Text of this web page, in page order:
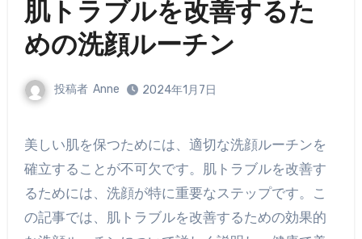
肌トラブルを改善するた
めの洗顔ルーチン
投稿者 Anne 2024年1月7日
美しい肌を保つためには、適切な洗顔ルーチンを
確立することが不可欠です。肌トラブルを改善す
るためには、洗顔が特に重要なステップです。こ
の記事では、肌トラブルを改善するための効果的